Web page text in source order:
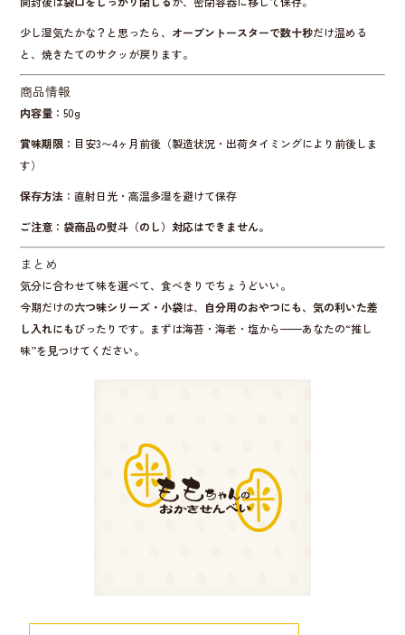
少し湿気たかな？と思ったら、 オーブントースターで数十秒だけ温める
と、焼きたてのサクッが戻ります。
商品情報
内容量 ：50g
賞味期限 ：目安3〜4ヶ月前後（製造状況・出荷タイミングにより前後しま
す）
保存方法 ：直射日光・高温多湿を避けて保存
ご注意 ：袋商品の熨斗（のし）対応はできません。
まとめ
気分に合わせて味を選べて、食べきりでちょうどいい。
今期だけの六つ味シリーズ・小袋は、 自分用のおやつにも、気の利いた差
し入れにもぴったりです。まずは海苔・海老・塩から——あなたの“推し
味”を見つけてください。